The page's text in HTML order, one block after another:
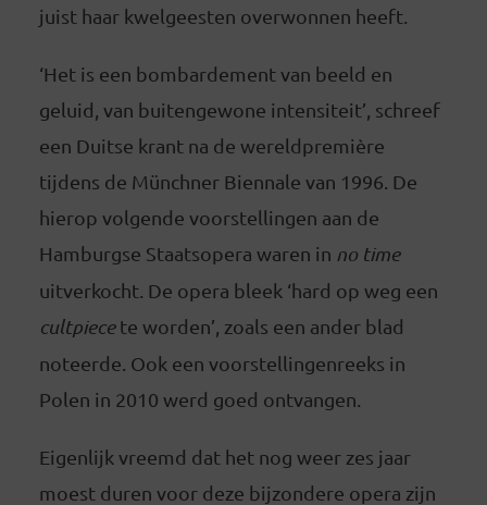
juist haar kwelgeesten overwonnen heeft.
‘Het is een bombardement van beeld en
geluid, van buitengewone intensiteit’, schreef
een Duitse krant na de wereldpremière
tijdens de Münchner Biennale van 1996. De
hierop volgende voorstellingen aan de
Hamburgse Staatsopera waren in no time
uitverkocht. De opera bleek ‘hard op weg een
cultpiecete worden’, zoals een ander blad
noteerde. Ook een voorstellingenreeks in
Polen in 2010 werd goed ontvangen.
Eigenlijk vreemd dat het nog weer zes jaar
moest duren voor deze bijzondere opera zijn